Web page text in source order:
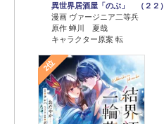
異世界居酒屋「のぶ」 （２２）
漫画 ヴァージニア二等兵
原作 蝉川 夏哉
キャラクター原案 転
2位